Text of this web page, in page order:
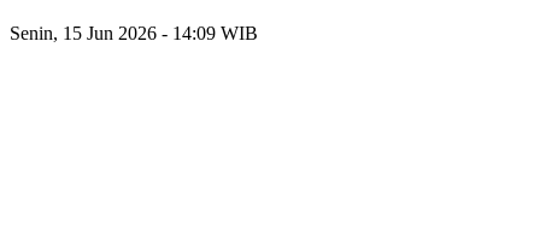
Senin, 15 Jun 2026 - 14:09 WIB